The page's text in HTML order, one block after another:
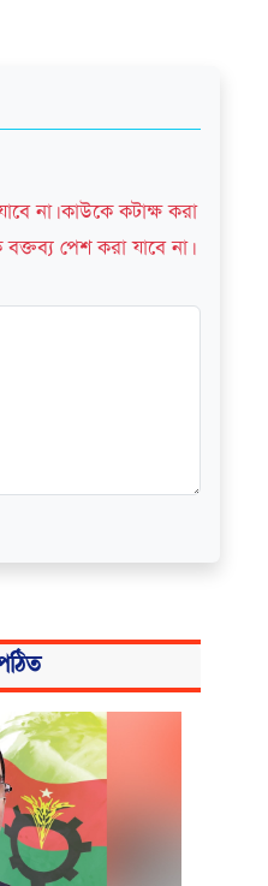
না। কাউকে কটাক্ষ করা
পেশ করা যাবে না।